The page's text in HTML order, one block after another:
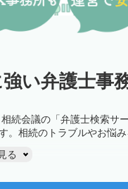
い弁護士事
続会議の「弁護士検索サ
。相続のトラブルやお悩
る